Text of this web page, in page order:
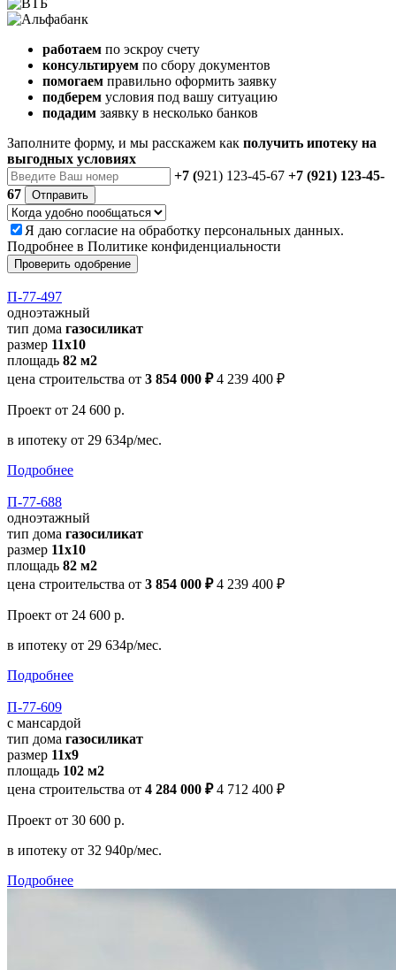
работаем по эскроу счету
консультируем по сбору документов
помогаем правильно оформить заявку
подберем условия под вашу ситуацию
подадим заявку в несколько банков
Заполните форму, и мы расскажем как получить ипотеку на
выгодных условиях
+7 (921) 123-45-67 +7 (921) 123-45-
67
Отправить
Я даю согласие на обработку персональных данных.
Подробнее в Политике конфиденциальности
Проверить одобрение
П-77-497
одноэтажный
тип дома газосиликат
размер 11х10
площадь 82 м2
цена строительства от 3 854 000 ₽ 4 239 400 ₽
Проект от 24 600 р.
в ипотеку от 29 634р/мес.
Подробнее
П-77-688
одноэтажный
тип дома газосиликат
размер 11x10
площадь 82 м2
цена строительства от 3 854 000 ₽ 4 239 400 ₽
Проект от 24 600 р.
в ипотеку от 29 634р/мес.
Подробнее
П-77-609
с мансардой
тип дома газосиликат
размер 11х9
площадь 102 м2
цена строительства от 4 284 000 ₽ 4 712 400 ₽
Проект от 30 600 р.
в ипотеку от 32 940р/мес.
Подробнее